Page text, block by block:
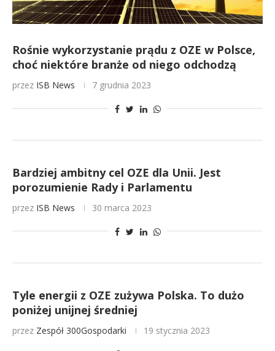
Rośnie wykorzystanie prądu z OZE w Polsce,
choć niektóre branże od niego odchodzą
przez ISB News 7 grudnia 2023
Bardziej ambitny cel OZE dla Unii. Jest
porozumienie Rady i Parlamentu
przez ISB News 30 marca 2023
Tyle energii z OZE zużywa Polska. To dużo
poniżej unijnej średniej
przez Zespół 300Gospodarki 19 stycznia 2023